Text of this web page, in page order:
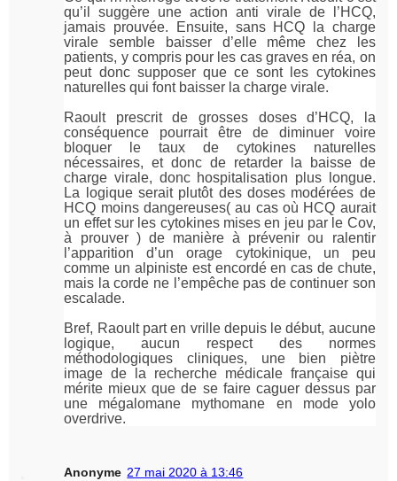
qu’il suggère une action anti virale de l’HCQ,
jamais prouvée. Ensuite, sans HCQ la charge
virale semble baisser d’elle même chez les
patients, y compris pour les cas graves en réa, on
peut donc supposer que ce sont les cytokines
naturelles qui font baisser la charge virale.
Raoult prescrit de grosses doses d’HCQ, la
conséquence pourrait être de diminuer voire
bloquer le taux de cytokines naturelles
nécessaires, et donc de retarder la baisse de
charge virale, donc hospitalisation plus longue.
La logique serait plutôt des doses modérées de
HCQ moins dangereuses( au cas où HCQ aurait
un effet sur les cytokines mises en jeu par le Cov,
à prouver ) de manière à prévenir ou ralentir
l’apparition d’un orage cytokinique, un peu
comme un alpiniste est encordé en cas de chute,
mais la corde ne l’empêche pas de continuer son
escalade.
Bref, Raoult part en vrille depuis le début, aucune
logique, aucun respect des normes
méthodologiques cliniques, une bien piètre
image de la recherche médicale française qui
mérite mieux que de se faire caguer dessus par
une mégalomane mythomane en mode yolo
overdrive.
Anonyme 27 mai 2020 à 13:46